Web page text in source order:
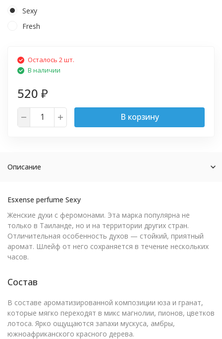
Sexy
Fresh
Осталось 2 шт.
В наличии
520 ₽
В корзину
Описание
Esxense perfume Sexy
Женские духи с феромонами. Эта марка популярна не
только в Таиланде, но и на территории других стран.
Отличительная особенность духов — стойкий, приятный
аромат. Шлейф от него сохраняется в течение нескольких
часов.
Состав
В составе ароматизированной композиции юза и гранат,
которые мягко переходят в микс магнолии, пионов, цветков
лотоса. Ярко ощущаются запахи мускуса, амбры,
южноафриканского красного дерева.